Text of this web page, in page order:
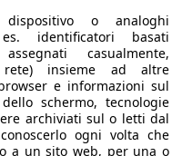
PS)
o analoghi
identificatori basati
casualmente,
insieme ad altre
e informazioni sul
schermo, tecnologie
archiviati sul o letti dal
ogni volta che
a un sito web, per una o